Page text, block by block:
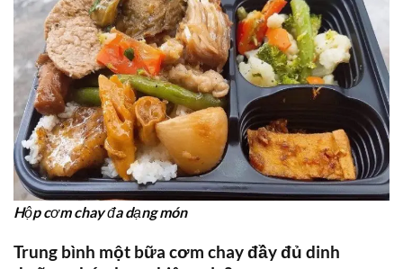
Hộp cơm chay đa dạng món
Trung bình một bữa cơm chayđầy đủ dinh